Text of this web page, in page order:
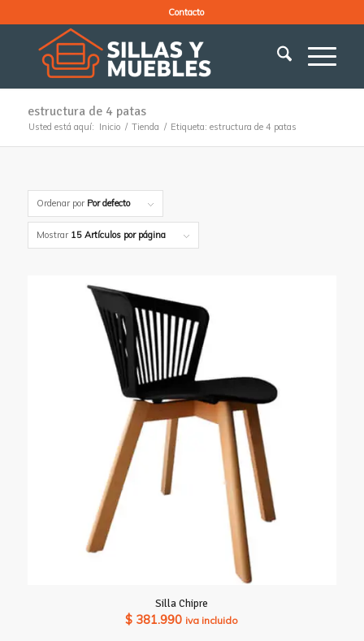
Contacto
estructura de 4 patas
Usted está aquí: Inicio / Tienda / Etiqueta: estructura de 4 patas
Ordenar por Por defecto
Mostrar 15 Artículos por página
Silla Chipre
$ 381.990 iva incluido